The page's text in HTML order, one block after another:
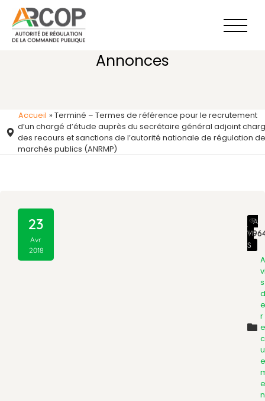
contenu
Annonces
Accueil » Terminé – Termes de référence pour le recrutement
d’un chargé d’étude auprès du secrétaire général adjoint
des recours et sanctions de l’autorité nationale de régulation
marchés publics (ANRMP)
23
Avr
2018
A
VI
S
1
A
s
d
e
r
e
e
e